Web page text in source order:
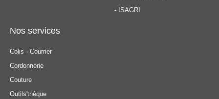
- ISAGRI
Nos services
Colis - Courrier
Cordonnerie
Couture
Outils'thèque